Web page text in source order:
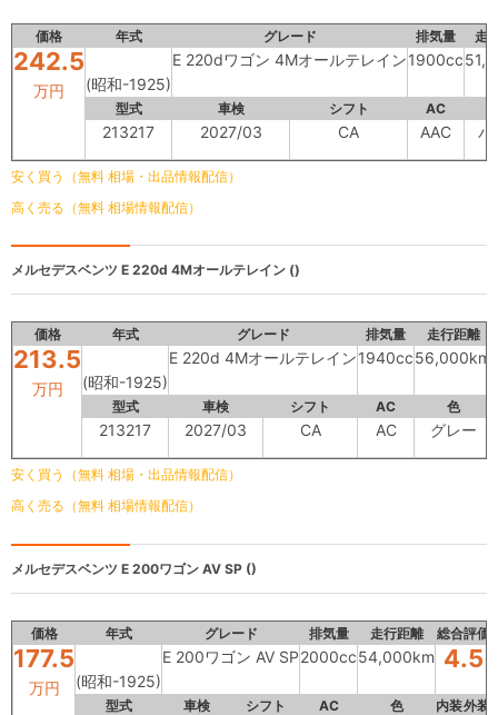
価格 年式 グレード 排気量 走
242.5
万円 (昭和-1925)
E 220dワゴン 4Mオールテレイン1900cc
型式 車検 シフト AC
213217 2027/03 CA AAC パ
安く買う（無料 相場・出品情報配信）
高く売る（無料 相場情報配信）
メルセデスベンツ E 220d 4Mオールテレイン ()
価格 年式 グレード 排気量 走行距離
213.5
万円 (昭和-1925)
E 220d 4Mオールテレイン1940cc56,000km
型式 車検 シフト AC 色
213217 2027/03 CA AC グレー
安く買う（無料 相場・出品情報配信）
高く売る（無料 相場情報配信）
メルセデスベンツ E 200ワゴン AV SP ()
価格 年式 グレード 排気量 走行距離 総合評価
177.5
万円 (昭和-1925)
E 200ワゴン AV SP2000cc54,000km 4.5
型式 車検 シフト AC 色 内装外装